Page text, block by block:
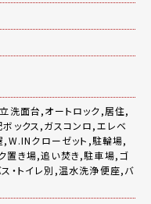
洗面台,オートロック,居住,
ックス,ガスコンロ,エレベ
クローゼット,駐輪場,
置き場,追い焚き,駐車場,ゴ
・トイレ別,温水洗浄便座,バ